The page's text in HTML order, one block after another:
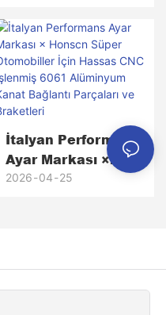
İşlenmiş Pirinç
Putter Başlıkları
(Prototipten 5.000+
Seri Üretim
Birimine Kadar)
İtalyan Performans
Ayar Markası ×
Honscn Süper
2026 04 25